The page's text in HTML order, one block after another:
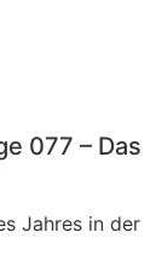
077 – Das
Jahres in der